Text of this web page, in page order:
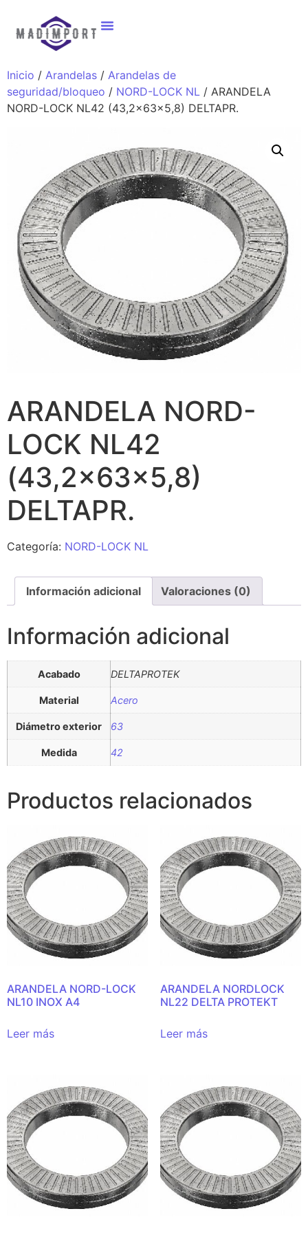
Inicio / Arandelas / Arandelas de
seguridad/bloqueo / NORD-LOCK NL / ARANDELA
NORD-LOCK NL42 (43,2x63x5,8) DELTAPR.
ARANDELA NORD-
LOCK NL42
(43,2x63x5,8)
DELTAPR.
Categoría: NORD-LOCK NL
Información adicional Valoraciones (0)
Información adicional
Acabado DELTAPROTEK
Material Acero
Diámetro exterior 63
Medida 42
Productos relacionados
ARANDELA NORD-LOCK
NL10 INOX A4
Leer más
ARANDELA NORDLOCK
NL22 DELTA PROTEKT
Leer más